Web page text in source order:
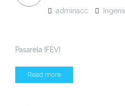
adminacc
Pasarela IFEVI
Read more